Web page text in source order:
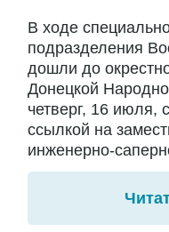
В ходе
подразделения
дошли до
Донецкой
четверг, 16 июля,
ссылкой на
инженерно-